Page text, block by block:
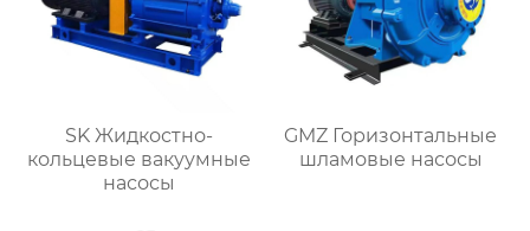
SK Жидкостно-
кольцевые вакуумные
насосы
GMZ Горизонтальные
шламовые насосы